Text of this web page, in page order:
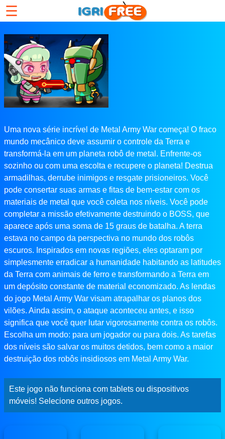
☰
Uma nova série incrível de Metal Army War começa! O fraco
mundo mecânico deve assumir o controle da Terra e
transformá-la em um planeta robô de metal. Enfrente-os
sozinho ou com uma escolta e recupere o planeta! Destrua
armadilhas, derrube inimigos e resgate prisioneiros. Você
pode consertar suas armas e fitas de bem-estar com os
materiais de metal que você coleta nos níveis. Você pode
completar a missão efetivamente destruindo o BOSS, que
aparece após uma soma de 15 graus de batalha. A terra
estava no campo da perspectiva no mundo dos robôs
escuros. Inspirados em novas regiões, eles optaram por
simplesmente erradicar a humanidade habitando as latitudes
da Terra com animais de ferro e transformando a Terra em
um depósito constante de material economizado. As lendas
do jogo Metal Army War visam atrapalhar os planos dos
vilões. Ainda assim, o ataque aconteceu antes, e isso
significa que você quer lutar vigorosamente contra os robôs.
Escolha um modo: para um jogador ou para dois. As tarefas
dos níveis são salvar os muitos detidos, bem como a maior
destruição dos robôs insidiosos em Metal Army War.
Este jogo não funciona com tablets ou dispositivos
móveis! Selecione outros jogos.